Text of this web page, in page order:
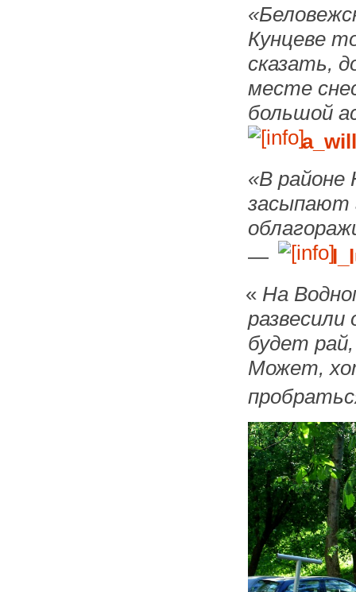
Кунцеве
сказать,
месте
большой
«В
засыпают
—
« На
будет
Может,